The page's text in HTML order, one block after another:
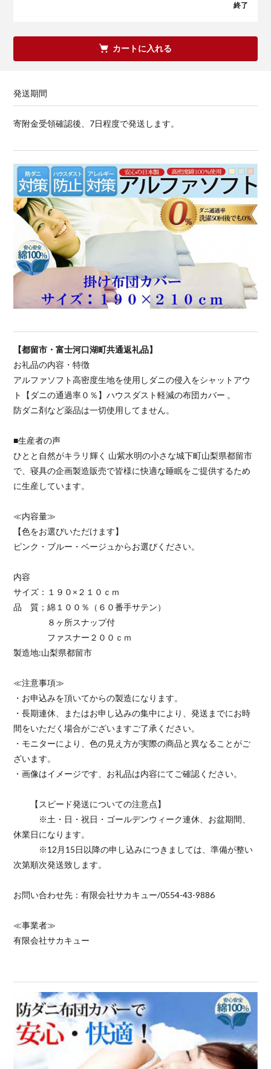
終了
カートに入れる
発送期間
寄附金受領確認後、7日程度で発送します。
【都留市・富士河口湖町共通返礼品】
お礼品の内容・特徴
アルファソフト高密度生地を使用しダニの侵入をシャットアウ
ト【ダニの通過率０％】ハウスダスト軽減の布団カバー 。
防ダニ剤など薬品は一切使用してません。
■生産者の声
ひとと自然がキラリ輝く 山紫水明の小さな城下町山梨県都留市
で、寝具の企画製造販売で皆様に快適な睡眠をご提供するため
に生産しています。
≪内容量≫
【色をお選びいただけます】
ピンク・ブルー・ベージュからお選びください。
内容
サイズ：１９０×２１０ｃｍ
品 質；綿１００％（６０番手サテン）
８ヶ所スナップ付
ファスナー２００ｃｍ
製造地:山梨県都留市
≪注意事項≫
・お申込みを頂いてからの製造になります。
・長期連休、またはお申し込みの集中により、発送までにお時
間をいただく場合がございますご了承ください。
・モニターにより、色の見え方が実際の商品と異なることがご
ざいます。
・画像はイメージです、お礼品は内容にてご確認ください。
【スピード発送についての注意点】
※土・日・祝日・ゴールデンウィーク連休、お盆期間、
休業日になります。
※12月15日以降の申し込みにつきましては、準備が整い
次第順次発送致します。
お問い合わせ先：有限会社サカキュー/0554-43-9886
≪事業者≫
有限会社サカキュー